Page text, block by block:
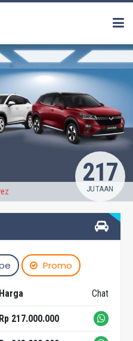
217
JUTAAN
Promo
Harga Chat
Rp 217.000.000